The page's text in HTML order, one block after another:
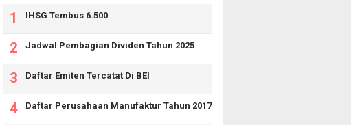
IHSG Tembus 6.500
Jadwal Pembagian Dividen Tahun 2025
Daftar Emiten Tercatat Di BEI
Daftar Perusahaan Manufaktur Tahun 2017